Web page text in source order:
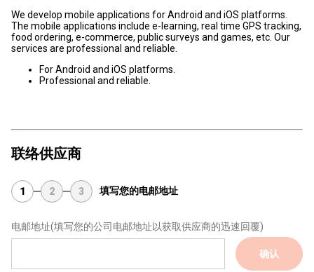
We develop mobile applications for Android and iOS platforms.
The mobile applications include e-learning, real time GPS tracking,
food ordering, e-commerce, public surveys and games, etc. Our
services are professional and reliable.
For Android and iOS platforms.
Professional and reliable.
联络供应商
1 2 3 填写您的电邮地址
电邮地址(填写您的公司电邮地址以获取供应商的迅速回覆)
确认